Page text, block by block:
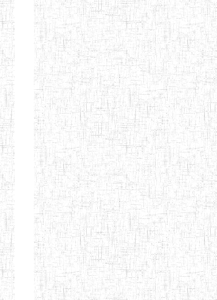
Afficher Page 4 sur 13 Total: 307
NANFAH
ENPIEG TERESA
JANE
14/03/2014 ENIEG
ENIEG
MODERNE
SAINTE MARIE
04/08/2010 ENIEG
ENIEG PRIVEE
BILINGUE LES
BOSONS
04/08/2010 ENIEG
ENIEG BILINGUE
LE NORMALIEN
CITOYEN
01/08/2014 ENIEG
ENIEG BILINGUE
CLAIRE
FONTAINE
03/10/2012 ENIEG